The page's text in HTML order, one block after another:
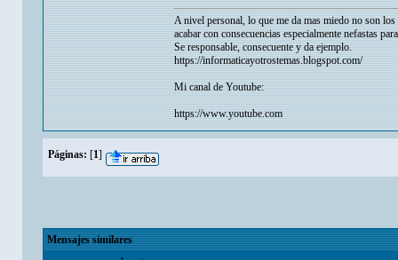
A nivel personal, lo que me da mas miedo no son
acabar con consecuencias especialmente nefastas
Se responsable, consecuente y da ejemplo.
https://informaticayotrostemas.blogspot.com/
Mi canal de Youtube:
https://www.youtube.com
Páginas: [1]
Mensajes similares